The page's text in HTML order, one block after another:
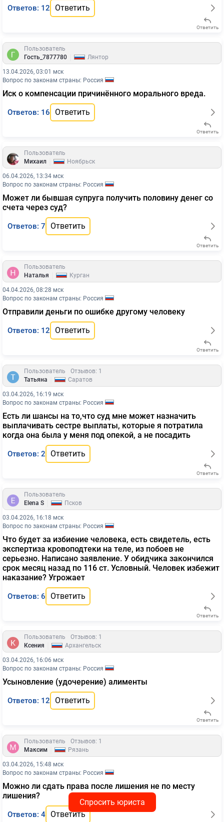
Ответов: 12 Ответить
Ответить
Пользователь
Гость_7877780
Лянтор
13.04.2026, 03:01 мск
Вопрос по законам страны: Россия
Иск о компенсации причинённого морального вреда.
Ответов: 16 Ответить
Ответить
Пользователь
Михаил
Ноябрьск
06.04.2026, 13:34 мск
Вопрос по законам страны: Россия
Может ли бывшая супруга получить половину денег со
счета через суд?
Ответов: 7 Ответить
Ответить
Пользователь
Наталья
Курган
04.04.2026, 08:28 мск
Вопрос по законам страны: Россия
Отправили деньги по ошибке другому человеку
Ответов: 12 Ответить
Ответить
Пользователь
Отзывов: 1
Татьяна
Саратов
03.04.2026, 16:19 мск
Вопрос по законам страны: Россия
Есть ли шансы на то,что суд мне может назначить
выплачивать сестре выплаты, которые я потратила
когда она была у меня под опекой, а не посадить
Ответов: 2 Ответить
Ответить
Пользователь
Elena S
Псков
03.04.2026, 16:18 мск
Вопрос по законам страны: Россия
Что будет за избиение человека, есть свидетель, есть
экспертиза кровоподтеки на теле, из побоев не
серьезно. Написано заявление. У обидчика закончился
срок месяц назад по 116 ст. Условный. Человек избежит
наказание? Угрожает
Ответов: 6 Ответить
Ответить
Пользователь
Отзывов: 1
Ксения
Архангельск
03.04.2026, 16:06 мск
Вопрос по законам страны: Россия
Усыновление (удочерение) алименты
Ответов: 12 Ответить
Ответить
Пользователь
Отзывов: 1
Максим
Рязань
03.04.2026, 15:48 мск
Вопрос по законам страны: Россия
Можно ли сдать права после лишения не по месту
лишения?
Ответов: 4 Ответить
Спросить юриста